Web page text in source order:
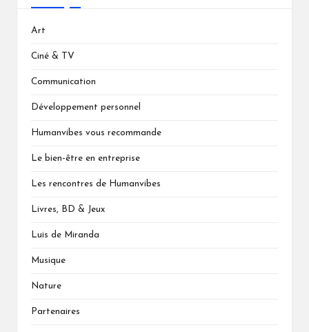
Art
Ciné & TV
Communication
Développement personnel
Humanvibes vous recommande
Le bien-être en entreprise
Les rencontres de Humanvibes
Livres, BD & Jeux
Luis de Miranda
Musique
Nature
Partenaires